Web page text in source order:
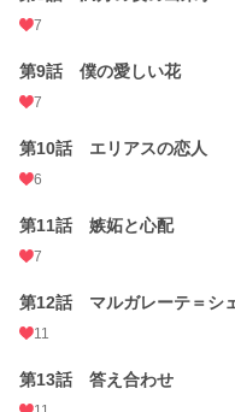
週間ポイント 821 pt (10,380 位)
7
第9話 僕の愛しい花
7
第10話 エリアスの恋人
6
第11話 嫉妬と心配
7
第12話 マルガレーテ＝シ
11
第13話 答え合わせ